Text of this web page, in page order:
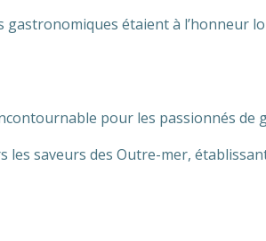
étaient à l’honneur
pour les passionnés
saveurs des Outre-mer,